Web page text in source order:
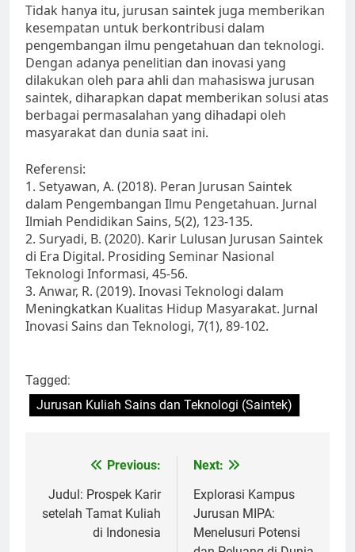
Tidak hanya itu, jurusan saintek juga memberikan
kesempatan untuk berkontribusi dalam
pengembangan ilmu pengetahuan dan teknologi.
Dengan adanya penelitian dan inovasi yang
dilakukan oleh para ahli dan mahasiswa jurusan
saintek, diharapkan dapat memberikan solusi atas
berbagai permasalahan yang dihadapi oleh
masyarakat dan dunia saat ini.
Referensi:
1. Setyawan, A. (2018). Peran Jurusan Saintek
dalam Pengembangan Ilmu Pengetahuan. Jurnal
Ilmiah Pendidikan Sains, 5(2), 123-135.
2. Suryadi, B. (2020). Karir Lulusan Jurusan Saintek
di Era Digital. Prosiding Seminar Nasional
Teknologi Informasi, 45-56.
3. Anwar, R. (2019). Inovasi Teknologi dalam
Meningkatkan Kualitas Hidup Masyarakat. Jurnal
Inovasi Sains dan Teknologi, 7(1), 89-102.
Tagged:
Jurusan Kuliah Sains dan Teknologi (Saintek)
navigation
Previous:
Judul: Prospek Karir
setelah Tamat Kuliah
di Indonesia
Next:
Explorasi Kampus
Jurusan MIPA:
Menelusuri Potensi